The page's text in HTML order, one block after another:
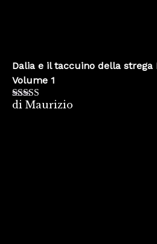
Dalia e il taccuino della strega
Volume 1
Valutato4
di Maurizio